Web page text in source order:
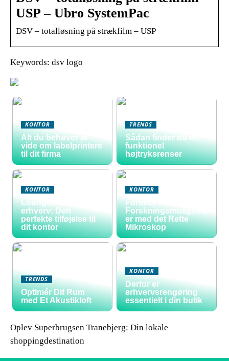
USP – Ubro SystemPac
DSV – totalløsning på strækfilm – USP
Keywords: dsv logo
KONTOR
Alt du behøver at
vide om labelprintere
til dit firma
TRENDS
Sådan finder du en
funktionel
højtryksrenser
KONTOR
Loungesofa til
erhverv: Den
perfekte tilføjelse til
dit kontor
KONTOR
Forbedr Dine
Forskningsmulighed
er med det Rette
Mikroskop
TRENDS
Optimér Dit Rum
med Et Akustikloft
KONTOR
Derfor er
erhvervsrengøring
essentielt i din butik
Oplev Superbrugsen Tranebjerg: Din lokale
shoppingdestination